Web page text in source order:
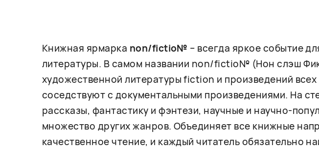
Книжная ярмарка non/fictio№ – всегда яркое событие
литературы. В самом названии non/fictio№ (Нон слэш
художественной литературы fiction и произведений
соседствуют с документальными произведениями. На
рассказы, фантастику и фэнтези, научные и научно-
множество других жанров. Объединяет все книжные
качественное чтение, и каждый читатель обязательно